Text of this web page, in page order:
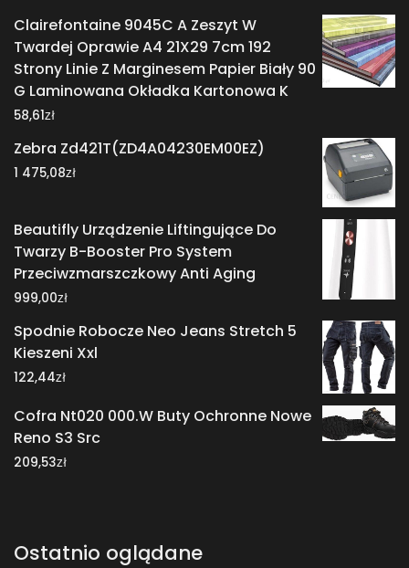
Clairefontaine 9045C A Zeszyt W
Twardej Oprawie A4 21X29 7cm 192
Strony Linie Z Marginesem Papier Biały 90
G Laminowana Okładka Kartonowa K
58,61zł
Zebra Zd421T(ZD4A04230EM00EZ)
1 475,08zł
Beautifly Urządzenie Liftingujące Do
Twarzy B-Booster Pro System
Przeciwzmarszczkowy Anti Aging
999,00zł
Spodnie Robocze Neo Jeans Stretch 5
Kieszeni Xxl
122,44zł
Cofra Nt020 000.W Buty Ochronne Nowe
Reno S3 Src
209,53zł
Ostatnio oglądane